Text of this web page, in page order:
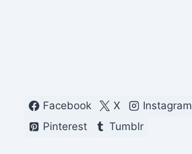
Facebook X
Instagram
Pinterest
Tumblr